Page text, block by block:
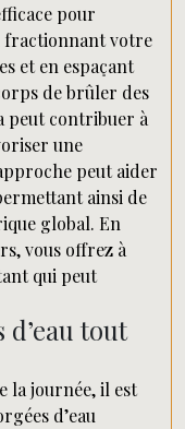
pour
fractionnant votre
et en espaçant
de brûler des
peut contribuer à
une
peut aider
ainsi de
global. En
vous offrez à
qui peut
d’eau tout
la journée, il est
d’eau